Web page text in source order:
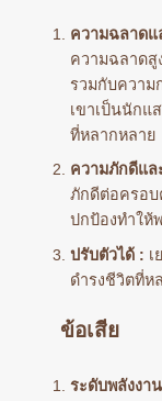
ความฉลาดแ
ความฉลาดสู
รวมกับความ
เขาเป็นนักแ
ที่หลากหลาย
ความภักดีแล
ภักดีต่อครอบ
ปกป้องทำให้
ปรับตัวได้ : เ
ดำรงชีวิตที่ห
ข้อเสีย
ระดับพลังงา